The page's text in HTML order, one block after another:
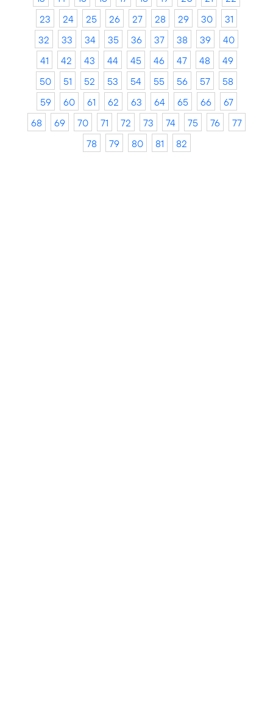
23
24 25 26 27 28 29 30
31
32
33 34 35 36 37 38 39
40
41
42 43 44 45 46 47 48
49
50
51 52 53 54 55 56 57
58
59
60 61 62 63 64 65 66
67
68
69 70 71 72 73 74 75 76
77
78
79 80 81 82